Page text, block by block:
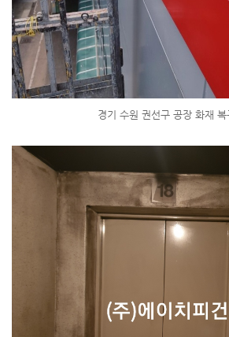
경기 수원 권선구 공장 화재 복